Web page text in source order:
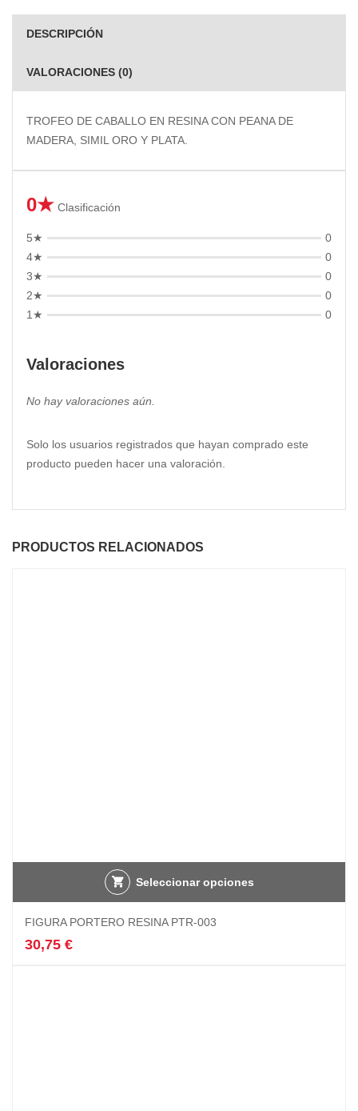
DESCRIPCIÓN
VALORACIONES (0)
TROFEO DE CABALLO EN RESINA CON PEANA DE
MADERA, SIMIL ORO Y PLATA.
0★ Clasificación
5★
0
4★
0
3★
0
2★
0
1★
0
Valoraciones
No hay valoraciones aún.
Solo los usuarios registrados que hayan comprado este
producto pueden hacer una valoración.
PRODUCTOS RELACIONADOS
Seleccionar opciones
FIGURA PORTERO RESINA PTR-003
30,75 €